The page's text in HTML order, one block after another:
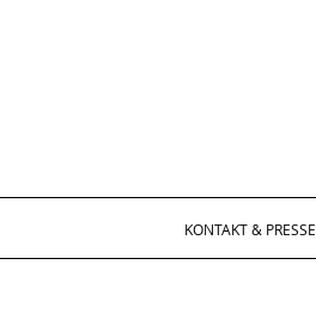
KONTAKT & PRESSE